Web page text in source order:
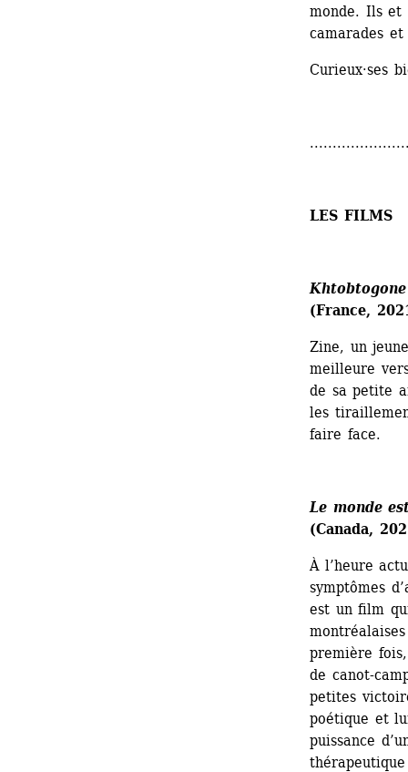
monde. Ils et
camarades
Curieux·ses
LES FILMS
(France,
Zine, un
meilleure
de sa petite
les
faire face.
Le monde
(Canada,
À l’heure
symptômes
est un film
première
de canot-
petites
poétique et
puissance